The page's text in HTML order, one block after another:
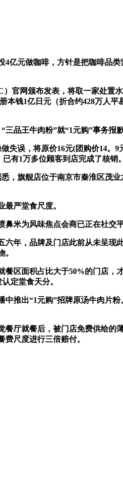
元做咖啡，方针是把咖啡品类
网颁布发表，将取一家处置
本钱1亿日元（折合约428万人
王牛肉粉”就“1元购”事务报
误，将原价16元(团购价14。9
有1万多位顾客到店完成了核销
旗舰店位于南京市秦淮区茂业
严堂食尺度。
米为风味焦点会商已正在社交平
，品牌及门店此前从未呈现
面积占比大于50%的门店，
定堂食天分。
出“1元购”招牌原汤牛肉片
就餐后，被门店免费供给的
尺度进行三倍赔付。